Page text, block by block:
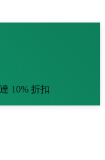
10% 折扣